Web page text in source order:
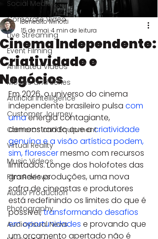
Social Media
Corporate Video
Live Streaming
Event Filming
Animated Videos
Movies and Series
Artificial Intelligence
Customer Journey
Cameras and Equipment
Virtual Reality
Music Videos
Film Reviews
Audio Production
Photography
Audiovisual News
Cinema Independente:
Criatividade e
Negócios
Benedito Minotti
15 de mai.4 min de leitura
Em 2026, o universo do cinema
independente brasileiro pulsa com
uma energia contagiante,
demonstrando que a criatividade
genuína e a visão artística podem,
sim, florescer mesmo com recursos
limitados. Longe dos holofotes das
grandes produções, uma nova
safra de cineastas e produtores
está redefinindo os limites do que é
possível, transformando desafios
em oportunidades e provando que
um orçamento apertado não é